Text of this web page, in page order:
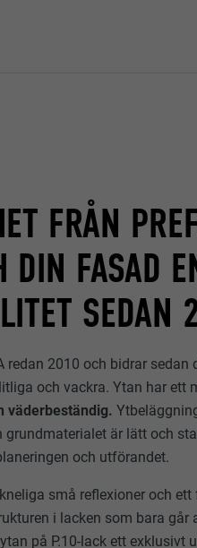
FRÅN
DIN FASAD
SEDAN
redan 2010 och bidrar sedan
och vackra. Ytan har ett
väderbeständig.
är lätt och
och utförandet.
små reflexioner och ett
i lacken som bara går
på P.10-lack ett exklusivt